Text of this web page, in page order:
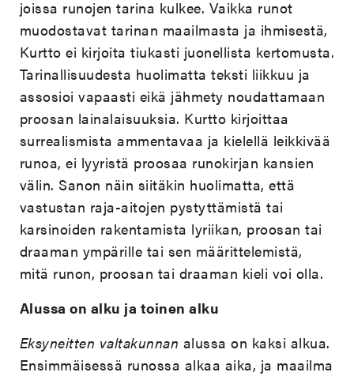
joissa runojen tarina kulkee. Vaikka runot
muodostavat tarinan maailmasta ja ihmisestä,
Kurtto ei kirjoita tiukasti juonellista kertomusta.
Tarinallisuudesta huolimatta teksti liikkuu ja
assosioi vapaasti eikä jähmety noudattamaan
proosan lainalaisuuksia. Kurtto kirjoittaa
surrealismista ammentavaa ja kielellä leikkivää
runoa, ei lyyristä proosaa runokirjan kansien
välin. Sanon näin siitäkin huolimatta, että
vastustan raja-aitojen pystyttämistä tai
karsinoiden rakentamista lyriikan, proosan tai
draaman ympärille tai sen määrittelemistä,
mitä runon, proosan tai draaman kieli voi olla.
Alussa on alku ja toinen alku
Eksyneitten valtakunnan alussa on kaksi alkua.
Ensimmäisessä runossa alkaa aika, ja maailma